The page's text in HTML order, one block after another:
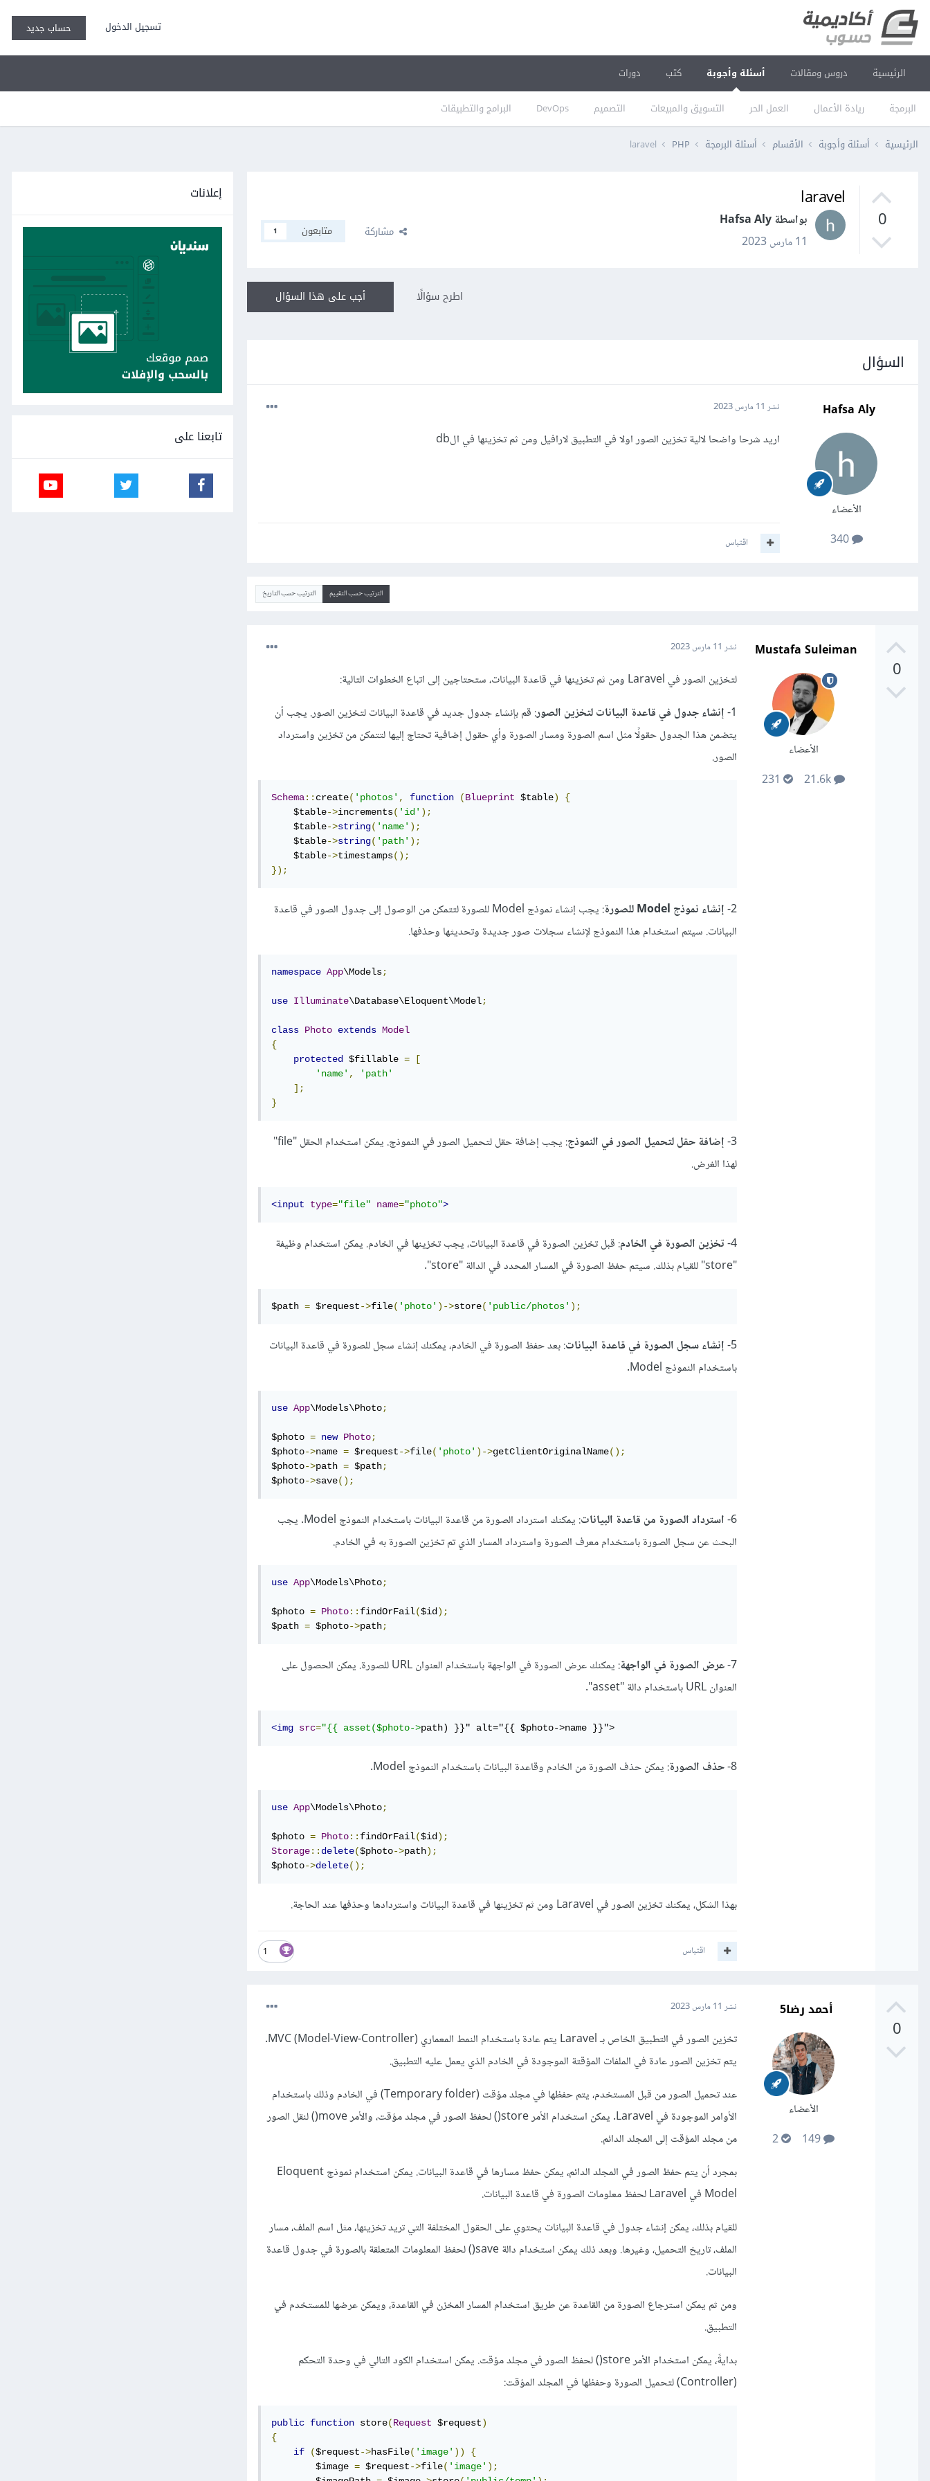
تسجيل الدخول حساب جديد
الرئيسية دروس ومقالات أسئلة وأجوبة
البرمجة ريادة الأعمال العمل الحر التسويق والمبيعات التصميم DevOps البرامج والتطبيقات
كتب دورات
الرئيسية أسئلة وأجوبة الأقسام أسئلة البرمجة PHP
laravel
0
laravel
بواسطة Hafsa Aly
11 مارس 2023
مشاركة متابعون 1
أجب على هذا السؤال اطرح سؤالًا
السؤال
Hafsa Aly
الأعضاء
340
نشر 11 مارس 2023
اريد شرحا واضحا لالية تخزين الصور اولا في التطبيق لارافيل ومن ثم تخزينها في الdb
اقتباس
الترتيب حسب التقييم الترتيب حسب التاريخ
0
Mustafa Suleiman
الأعضاء
نشر 11 مارس 2023
لتخزين الصور في Laravel ومن ثم تخزينها في قاعدة البيانات، ستحتاجين إلى اتباع الخطوات التالية:
1- إنشاء جدول في قاعدة البيانات لتخزين الصور: قم بإنشاء جدول جديد في قاعدة البيانات لتخزين الصور. يجب أن
يتضمن هذا الجدول حقولًا مثل اسم الصورة ومسار الصورة وأي حقول إضافية تحتاج إليها لتتمكن من تخزين واسترداد
الصور.
Schema:: create( 'photos' , function (Blueprint $table)
{
    $table
->increments( 'id' );
    $table
->string( 'name' );
    $table
->string( 'path' );
    $table
->timestamps();
});
2- إنشاء نموذج Model للصورة
: يجب إنشاء نموذج Model للصورة لتتمكن من الوصول إلى جدول الصور في قاعدة
البيانات. سيتم استخدام هذا النموذج لإنشاء سجلات صور جديدة وتحديثها وحذفها.
namespace App\Models;
use Illuminate\Database\Eloquent\Model;
class Photo extends Model
{
protected $fillable =
[
'name' ,
'path'
];
}
3- إضافة حقل لتحميل الصور في النموذج
: يجب إضافة حقل لتحميل الصور في النموذج. يمكن استخدام الحقل "file"
لهذا الغرض.
<input type="file" name="photo">
4- تخزين الصورة في الخادم: قبل تخزين الصورة في قاعدة البيانات، يجب تخزينها في الخادم. يمكن استخدام وظيفة
"store" للقيام بذلك. سيتم حفظ الصورة في المسار المحدد في الدالة "store".
$path = $request->file( 'photo' )->store( 'public/photos' );
5- إنشاء سجل الصورة في قاعدة البيانات: بعد حفظ الصورة في الخادم، يمكنك إنشاء سجل للصورة في قاعدة البيانات
باستخدام النموذج Model.
use App\Models\Photo;
$photo = new Photo;
$photo->name = $request->file( 'photo' )->getClientOriginalName();
$photo->path = $path;
$photo->save();
6- استرداد الصورة من قاعدة البيانات
: يمكنك استرداد الصورة من قاعدة البيانات باستخدام النموذج Model. يجب
البحث عن سجل الصورة باستخدام معرف الصورة واسترداد المسار الذي تم تخزين الصورة به في الخادم.
use App\Models\Photo;
$photo = Photo:: findOrFail($id);
$path = $photo->path;
7- عرض الصورة في الواجهة
: يمكنك عرض الصورة في الواجهة باستخدام العنوان URL للصورة. يمكن الحصول على
العنوان URL باستخدام دالة "asset".
<img src="{{ asset($photo->path) }}" alt="{{ $photo->name }}">
8- حذف الصورة: يمكن حذف الصورة من الخادم وقاعدة البيانات باستخدام النموذج Model.
use App\Models\Photo;
$photo = Photo:: findOrFail($id);
Storage:: delete($photo->path);
$photo->delete();
بهذا الشكل، يمكنك تخزين الصور في Laravel ومن ثم تخزينها في قاعدة البيانات واستردادها وحذفها عند الحاجة.
1 اقتباس
0
أحمد رضا5
الأعضاء
نشر 11 مارس 2023
تخزين الصور في التطبيق الخاص بـ Laravel يتم عادة باستخدام النمط المعماري MVC (Model-View-Controller).
يتم تخزين الصور عادة في الملفات المؤقتة الموجودة في الخادم الذي يعمل عليه التطبيق.
عند تحميل الصور من قبل المستخدم، يتم حفظها في مجلد مؤقت (Temporary folder) في الخادم وذلك باستخدام
الأوامر الموجودة في Laravel. يمكن استخدام الأمر store() لحفظ الصور في مجلد مؤقت، والأمر move() لنقل الصور
من مجلد المؤقت إلى المجلد الدائم.
بمجرد أن يتم حفظ الصور في المجلد الدائم، يمكن حفظ مسارها في قاعدة البيانات. يمكن استخدام نموذج Eloquent
Model في Laravel لحفظ معلومات الصورة في قاعدة البيانات.
للقيام بذلك، يمكن إنشاء جدول في قاعدة البيانات يحتوي على الحقول المختلفة التي تريد تخزينها، مثل اسم الملف، مسار
الملف، تاريخ التحميل، وغيرها. وبعد ذلك يمكن استخدام دالة save() لحفظ المعلومات المتعلقة بالصورة في جدول قاعدة
البيانات.
ومن ثم يمكن استرجاع الصورة من القاعدة عن طريق استخدام المسار المخزن في القاعدة، ويمكن عرضها للمستخدم في
التطبيق.
بدايةً، يمكن استخدام الأمر store() لحفظ الصور في مجلد مؤقت. يمكن استخدام الكود التالي في وحدة التحكم
(Controller) لتحميل الصورة وحفظها في المجلد المؤقت:
public function store(Request $request)
{
if
($request->hasFile( 'image' ))
{
        $image
= $request->file( 'image' );
إعلانات
تابعنا على